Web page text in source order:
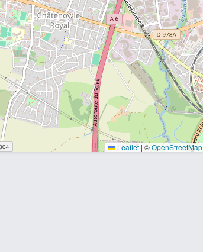
Leaflet | ©OpenStreetMap